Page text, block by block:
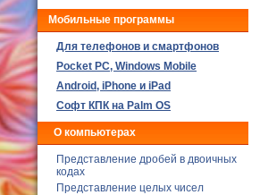
Мобильные программы
Для телефонов и смартфонов
Poсket PC, Windows Mobile
Android, iPhone и iPad
Софт КПК на Palm OS
О компьютерах
Представление дробей в двоичных
кодах
Представление целых чисел